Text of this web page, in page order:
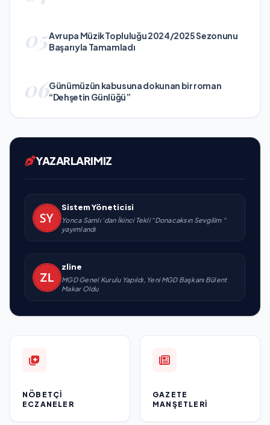
05Avrupa Müzik Topluluğu 2024/2025 Sezonunu
Başarıyla Tamamladı
06Günümüzün kabusuna dokunan bir roman
“Dehşetin Günlüğü”
YAZARLARIMIZ
Sistem Yöneticisi
Yonca Samlı ‘dan İkinci Tekli “Donacaksın Sevgilim “
yayımlandı
zline
MGD Genel Kurulu Yapıldı, Yeni MGD Başkanı Bülent
Makar Oldu
NÖBETÇI
ECZANELER
GAZETE
MANŞETLERI